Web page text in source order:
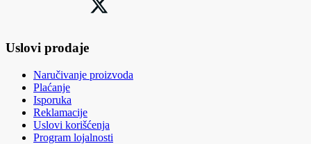
Uslovi prodaje
Naručivanje proizvoda
Plaćanje
Isporuka
Reklamacije
Uslovi korišćenja
Program lojalnosti